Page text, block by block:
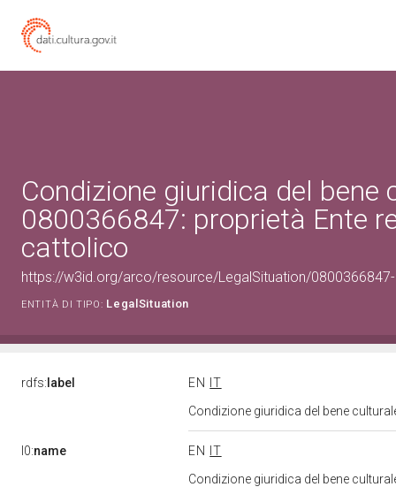
Condizione giuridica del bene
0800366847: proprietà Ente
cattolico
https://w3id.org/arco/resource/LegalSituation/
ENTITÀ DI TIPO: LegalSituation
rdfs: label EN
IT
Condizione giuridica del bene
l0:name EN
IT
Condizione giuridica del bene